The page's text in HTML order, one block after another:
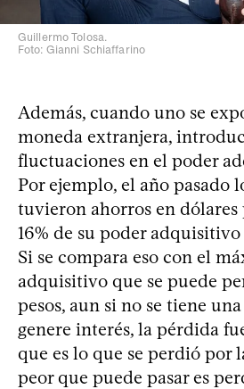
Guillermo Tolosa.
Foto: Gianni Schiaffarino
Además, cuando uno se
moneda extranjera,
fluctuaciones en el poder
Por ejemplo, el año pasado
tuvieron ahorros en
16% de su poder
Si se compara eso con el
adquisitivo que se puede
pesos, aun si no se tiene
genere interés, la pérdida
que es lo que se perdió por
peor que puede pasar es